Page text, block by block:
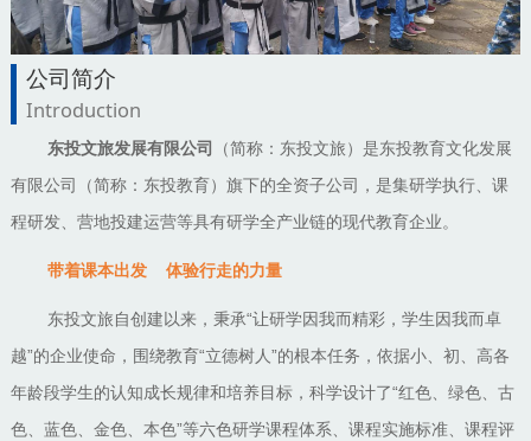
公司简介
Introduction
东投文旅发展有限公司
（简称：东投文旅）是东投教育文化发展
有限公司（简称：东投教育）旗下的全资子公司，是集研学执行、课
程研发、营地投建运营等具有研学全产业链的现代教育企业。
带着课本出发 体验行走的力量
东投文旅自创建以来，秉承“让研学因我而精彩，学生因我而卓
越”的企业使命，围绕教育“立德树人”的根本任务，依据小、初、高各
年龄段学生的认知成长规律和培养目标，科学设计了“红色、绿色、古
色、蓝色、金色、本色”等六色研学课程体系、课程实施标准、课程评